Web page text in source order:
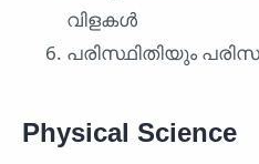
വിളകൾ
പരിസ്ഥിതിയും
Physical Science